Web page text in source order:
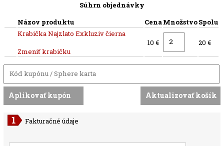
Súhrn objednávky
Názov produktu
CenaMnožstvoSpolu
Krabička Najzlato Exkluziv čierna
Zmeniť krabičku
10 € 20 €
Fakturačné údaje